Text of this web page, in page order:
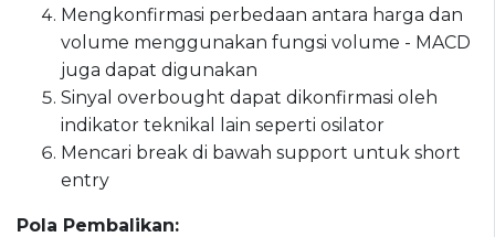
Mengkonfirmasi perbedaan antara harga dan
volume menggunakan fungsi volume - MACD
juga dapat digunakan
Sinyal overbought dapat dikonfirmasi oleh
indikator teknikal lain seperti osilator
Mencari break di bawah support untuk short
entry
Pola Pembalikan: